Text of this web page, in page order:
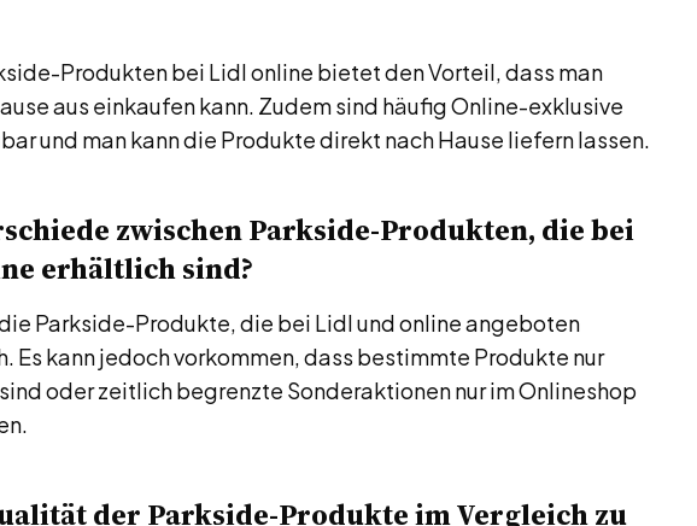
Produkten bei Lidl online bietet den Vorteil, dass man
aus einkaufen kann. Zudem sind häufig Online-exklusive
und man kann die Produkte direkt nach Hause liefern lassen.
zwischen Parkside-Produkten, die bei
erhältlich sind?
Parkside-Produkte, die bei Lidl und online angeboten
Es kann jedoch vorkommen, dass bestimmte Produkte nur
oder zeitlich begrenzte Sonderaktionen nur im Onlineshop
der Parkside-Produkte im Vergleich zu